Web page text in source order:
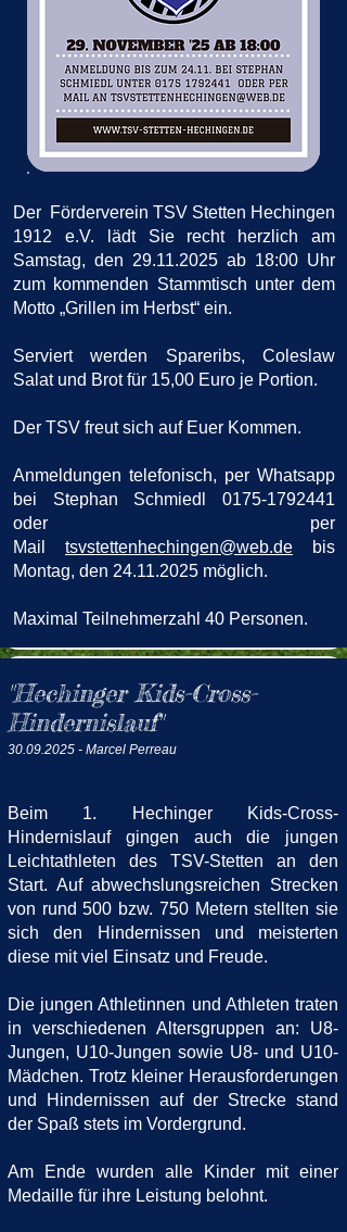
Der Förderverein TSV Stetten Hechingen
1912 e.V. lädt Sie recht herzlich am
Samstag, den 29.11.2025 ab 18:00 Uhr
zum kommenden Stammtisch unter dem
Motto „Grillen im Herbst“ ein.
Serviert werden Spareribs, Coleslaw
Salat und Brot für 15,00 Euro je Portion.
Der TSV freut sich auf Euer Kommen.
Anmeldungen telefonisch, per Whatsapp
bei Stephan Schmiedl 0175-1792441
oder per
Mail tsvstettenhechingen@web.de bis
Montag, den 24.11.2025 möglich.
Maximal Teilnehmerzahl 40 Personen.
"Hechinger Kids-Cross-
Hindernislauf"
30.09.2025 - Marcel Perreau
Beim 1. Hechinger Kids-Cross-
Hindernislauf gingen auch die jungen
Leichtathleten des TSV-Stetten an den
Start. Auf abwechslungsreichen Strecken
von rund 500 bzw. 750 Metern stellten sie
sich den Hindernissen und meisterten
diese mit viel Einsatz und Freude.
Die jungen Athletinnen und Athleten traten
in verschiedenen Altersgruppen an: U8-
Jungen, U10-Jungen sowie U8- und U10-
Mädchen. Trotz kleiner Herausforderungen
und Hindernissen auf der Strecke stand
der Spaß stets im Vordergrund.
Am Ende wurden alle Kinder mit einer
Medaille für ihre Leistung belohnt.